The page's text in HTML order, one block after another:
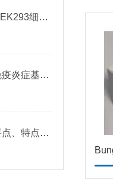
什么是HEK293 细胞？HEK293细胞在基因治疗领域的应用前景
人肥大细胞——过敏与免疫炎症基础机制应用
解析永生化细胞：培养要点、特点及科研应用场景